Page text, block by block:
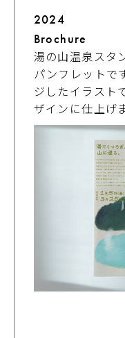
2024
Brochure
湯の山温泉スタ
パンフレットで
ジしたイラスト
ザインに仕上げ